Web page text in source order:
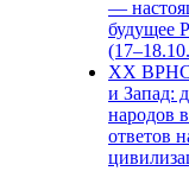
—
будущее
XX ВРНС
и Запад:
народов
ответов